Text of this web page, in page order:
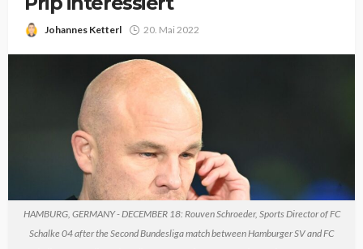
Johannes Ketterl 20. Mai 2022
HAMBURG, GERMANY - DECEMBER 18: Rouven Schroeder, Sports Director of FC
Schalke 04 after the Second Bundesliga match between Hamburger SV and FC